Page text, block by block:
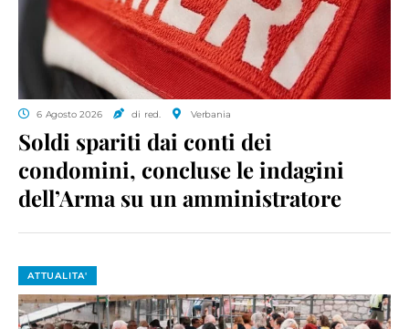
6 Agosto 2026 di red. Verbania
Soldi spariti dai conti dei
condomini, concluse le indagini
dell’Arma su un amministratore
ATTUALITA'